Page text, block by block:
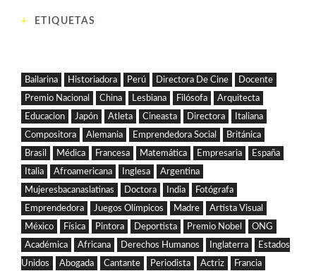
ETIQUETAS
Bailarina Historiadora Perú Directora De Cine
Docente
Premio Nacional
China Lesbiana Filósofa
Arquitecta
Educacion
Japón Atleta Cineasta Directora
Italiana
Compositora
Alemania Emprendedora Social
Británica
Brasil
Médica Francesa Matemática Empresaria
España
Italia
Afroamericana Inglesa
Argentina
Mujeresbacanaslatinas
Doctora India
Fotógrafa
Emprendedora
Juegos Olímpicos Madre
Artista Visual
México
Física Pintora Deportista Premio Nobel
ONG
Académica
Africana Derechos Humanos Inglaterra
Estados
Unidos
Abogada Cantante Periodista Actriz Francia